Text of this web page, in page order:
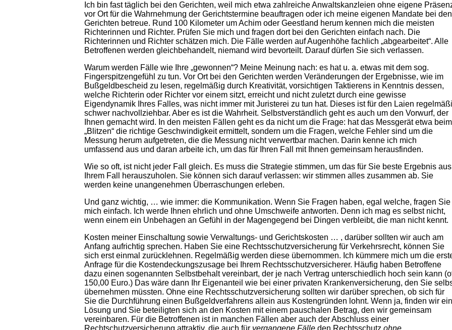
Ich bin fast täglich bei den Gerichten, weil mich etwa zahlreiche Anwaltskanzleien ohne eigene
vor Ort für die Wahrnehmung der Gerichtstermine beauftragen oder ich meine eigenen Mandate bei den
Gerichten betreue. Rund 100 Kilometer um Achim oder Geestland herum kennen mich die meisten
Richterinnen und Richter. Prüfen Sie mich und fragen dort bei den Gerichten einfach nach. Die
Richterinnen und Richter schätzen mich. Die Fälle werden auf Augenhöhe fachlich „abgearbeitet“. Alle
Betroffenen werden gleichbehandelt, niemand wird bevorteilt. Darauf dürfen Sie sich verlassen.
Warum werden Fälle wie Ihre „gewonnen“? Meine Meinung nach: es hat u. a. etwas mit dem sog.
Fingerspitzengefühl zu tun. Vor Ort bei den Gerichten werden Veränderungen der Ergebnisse, wie im
Bußgeldbescheid zu lesen, regelmäßig durch Kreativität, vorsichtigen Taktierens in Kenntnis dessen,
welche Richterin oder Richter vor einem sitzt, erreicht und nicht zuletzt durch eine gewisse
Eigendynamik Ihres Falles, was nicht immer mit Juristerei zu tun hat. Dieses ist für den Laien
schwer nachvollziehbar. Aber es ist die Wahrheit. Selbstverständlich geht es auch um den Vorwurf, der
Ihnen gemacht wird. In den meisten Fällen geht es da nicht um die Frage: hat das Messgerät etwa beim
„Blitzen“ die richtige Geschwindigkeit ermittelt, sondern um die Fragen, welche Fehler sind um die
Messung herum aufgetreten, die die Messung nicht verwertbar machen. Darin kenne ich mich
umfassend aus und daran arbeite ich, um das für Ihren Fall mit Ihnen gemeinsam herausfinden.
Wie so oft, ist nicht jeder Fall gleich. Es muss die Strategie stimmen, um das für Sie beste Ergebnis aus
Ihrem Fall herauszuholen. Sie können sich darauf verlassen: wir stimmen alles zusammen ab. Sie
werden keine unangenehmen Überraschungen erleben.
Und ganz wichtig, … wie immer: die Kommunikation. Wenn Sie Fragen haben, egal welche, fragen Sie
mich einfach. Ich werde Ihnen ehrlich und ohne Umschweife antworten. Denn ich mag es selbst nicht,
wenn einem ein Unbehagen an Gefühl in der Magengegend bei Dingen verbleibt, die man nicht kennt.
Kosten meiner Einschaltung sowie Verwaltungs- und Gerichtskosten … , darüber sollten wir auch am
Anfang aufrichtig sprechen. Haben Sie eine Rechtsschutzversicherung für Verkehrsrecht, können Sie
sich erst einmal zurücklehnen. Regelmäßig werden diese übernommen. Ich kümmere mich um die
Anfrage für die Kostendeckungszusage bei Ihrem Rechtsschutzversicherer. Häufig haben Betroffene
dazu einen sogenannten Selbstbehalt vereinbart, der je nach Vertrag unterschiedlich hoch sein kann
150,00 Euro.) Das wäre dann Ihr Eigenanteil wie bei einer privaten Krankenversicherung, den Sie
übernehmen müssten. Ohne eine Rechtsschutzversicherung sollten wir darüber sprechen, ob sich für
Sie die Durchführung einen Bußgeldverfahrens allein aus Kostengründen lohnt. Wenn ja, finden wir
Lösung und Sie beteiligten sich an den Kosten mit einem pauschalen Betrag, den wir gemeinsam
vereinbaren. Für die Betroffenen ist in manchen Fällen aber auch der Abschluss einer